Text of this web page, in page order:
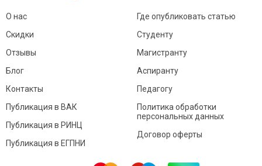
О нас
Скидки
Отзывы
Блог
Контакты
Где опубликовать статью
Студенту
Магистранту
Аспиранту
Педагогу
Публикация в ВАК
Публикация в РИНЦ
Публикация в ЕГПНИ
Политика обработки
персональных данных
Договор оферты